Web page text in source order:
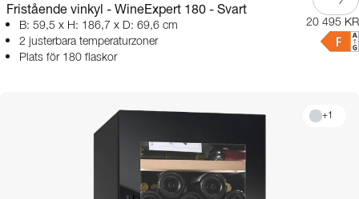
Fristående vinkyl - WineExpert 180 - Svart
B: 59,5 x H: 186,7 x D: 69,6 cm
2 justerbara temperaturzoner
Plats för 180 flaskor
20 495 KR
+1